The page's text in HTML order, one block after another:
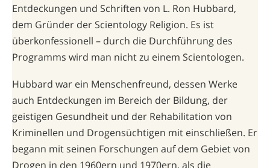
Entdeckungen und Schriften von L. Ron Hubbard,
dem Gründer der Scientology Religion. Es ist
überkonfessionell – durch die Durchführung des
Programms wird man nicht zu einem Scientologen.
Hubbard war ein Menschenfreund, dessen Werke
auch Entdeckungen im Bereich der Bildung, der
geistigen Gesundheit und der Rehabilitation von
Kriminellen und Drogensüchtigen mit einschließen. Er
begann mit seinen Forschungen auf dem Gebiet von
Drogen in den 1960ern und 1970ern, als die